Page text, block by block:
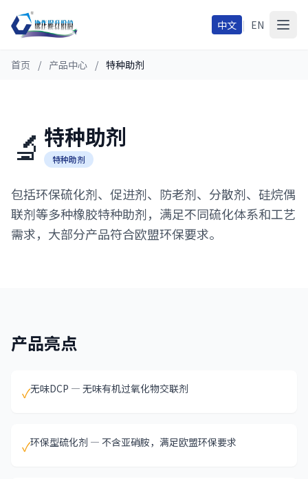
中文 | EN
首页 / 产品中心 / 特种助剂
🔬 特种助剂
特种助剂
包括环保硫化剂、促进剂、防老剂、分散剂、硅烷偶
联剂等多种橡胶特种助剂，满足不同硫化体系和工艺
需求，大部分产品符合欧盟环保要求。
产品亮点
✓无味DCP — 无味有机过氧化物交联剂
✓环保型硫化剂 — 不含亚硝胺，满足欧盟环保要求